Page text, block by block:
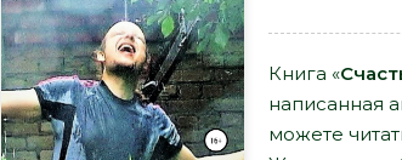
Книга «
написанная
можете